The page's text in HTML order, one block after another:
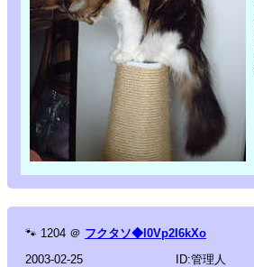
🐾 1204 ＠ フクタソ◆l0Vp2I6kXo
2003-02-25
ID:管理人